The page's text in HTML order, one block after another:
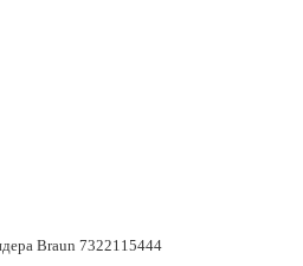
Braun 7322115444